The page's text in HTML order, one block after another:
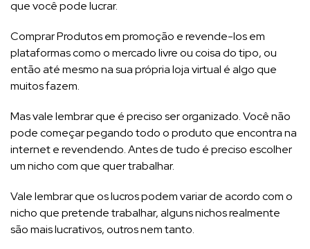
que você pode lucrar.
Comprar Produtos em promoção e revende-los em
plataformas como o mercado livre ou coisa do tipo, ou
então até mesmo na sua própria loja virtual é algo que
muitos fazem.
Mas vale lembrar que é preciso ser organizado. Você não
pode começar pegando todo o produto que encontra na
internet e revendendo. Antes de tudo é preciso escolher
um nicho com que quer trabalhar.
Vale lembrar que os lucros podem variar de acordo com o
nicho que pretende trabalhar, alguns nichos realmente
são mais lucrativos, outros nem tanto.